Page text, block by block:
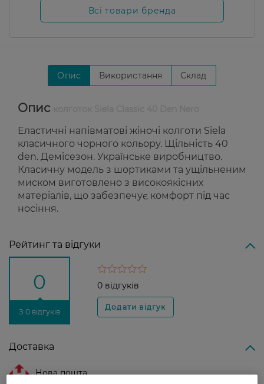
Всі товари бренда
Опис Використання Склад
Опис
Еластичні напівматові жіночі колготи Siela
класичного чорного кольору. Щільність 40
den. Демісезон. Українське виробництво.
Класичну модель з шортиками та ущільненим
миском виготовлено з високоякісних
матеріалів, що забезпечує комфорт під час
носіння.
Рейтинг та відгуки
0
З 0 відгуків
0 відгуків
Доставка
Нова пошта